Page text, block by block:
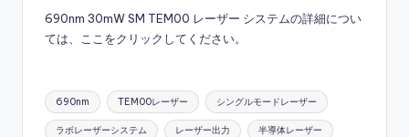
690nm 30mW SM TEM00 レーザー システムの詳細につい
ては、ここをクリックしてください。
Tags:
690nm TEM00レーザー シングルモードレーザー
ラボレーザーシステム レーザー出力 半導体レーザー